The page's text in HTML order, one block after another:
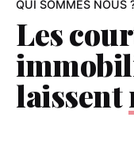
QUI SOMMES NOUS
Les
laissent